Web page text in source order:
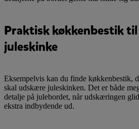
Praktisk køkkenbestik
juleskinke
Eksempelvis kan du finde køkkenbestik,
skal udskære juleskinken. Det er både
detalje på julebordet, når udskæringen
ekstra indbydende ud.